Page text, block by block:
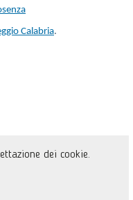
Calabria.
dei cookie.